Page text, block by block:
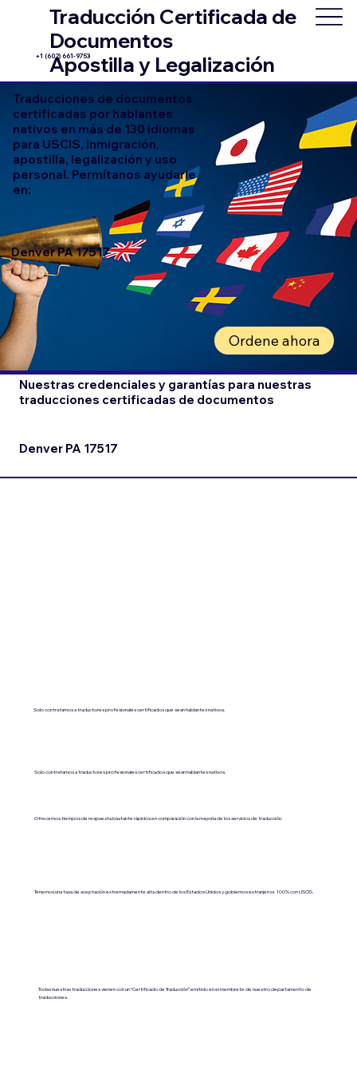
Traducción Certificada de
Documentos
Apostilla y Legalización
+1 (602) 661-9753
Traducciones de documentos
certificadas por hablantes
nativos en más de 130 idiomas
para USCIS, inmigración,
apostilla, legalización y uso
personal. Permítanos ayudarle
en:
Denver PA 17517
Ordene ahora
Nuestras credenciales y garantías para nuestras
traducciones certificadas de documentos
Denver PA 17517
Solo contratamos a traductores profesionales certificados que sean hablantes nativos.
Solo contratamos a traductores profesionales certificados que sean hablantes nativos.
Ofrecemos tiempos de respuesta bastante rápidos en comparación con la mayoría de los servicios de traducción.
Tenemos una tasa de aceptación extremadamente alta dentro de los Estados Unidos y gobiernos extranjeros. 100% con USCIS.
Todas nuestras traducciones vienen con un “Certificado de Traducción” emitido en el membrete de nuestro departamento de
traducciones.